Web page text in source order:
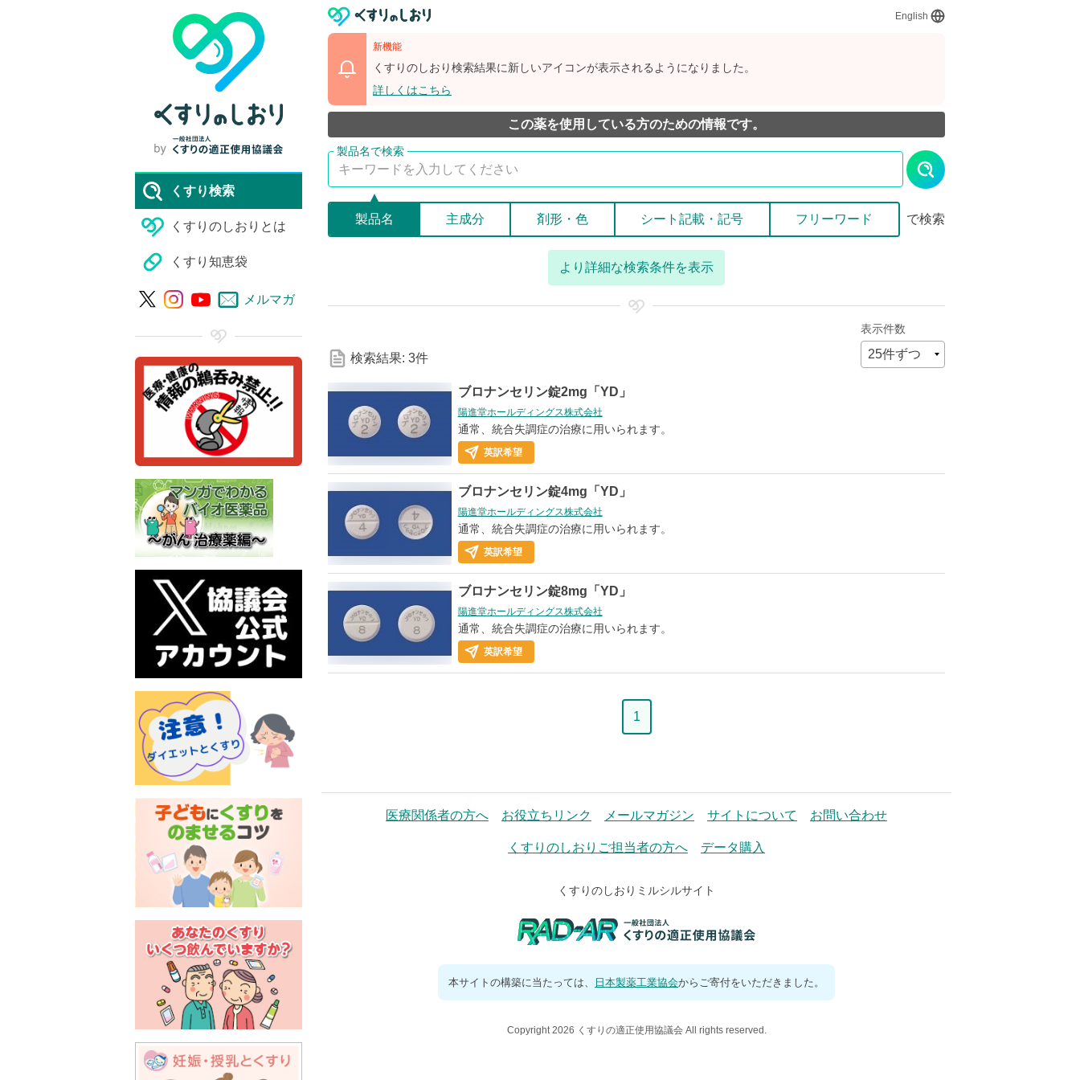
English
新機能
くすりのしおり検索結果に新しいアイコンが表示されるようになりました。
詳しくはこちら
この薬を使用している方のための情報です。
くすり検索
くすりのしおりとは
くすり知恵袋
メルマガ
製品名 主成分 剤形・色 シート記載・記号 フリーワード で検索
な
検
索
条
件
より詳細な検索条件を表示
検索結果: 3件
表示件数
ブロナンセリン錠2mg「YD」
陽進堂ホールディングス株式会社
通常、統合失調症の治療に用いられます。
英訳希望
ブロナンセリン錠4mg「YD」
陽進堂ホールディングス株式会社
通常、統合失調症の治療に用いられます。
英訳希望
ブロナンセリン錠8mg「YD」
陽進堂ホールディングス株式会社
通常、統合失調症の治療に用いられます。
英訳希望
ペ
1
医療関係者の方へ お役立ちリンク メールマガジン サイトについて お問い合わせ
くすりのしおりご担当者の方へ データ購入
くすりのしおりミルシルサイト
本サイトの構築に当たっては、 日本製薬工業協会からご寄付をいただきました。
Copyright 2026 くすりの適正使用協議会 All rights reserved.